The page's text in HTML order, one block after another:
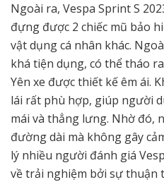
Ngoài ra, Vespa Sprint S
đựng được 2 chiếc mũ bảo
vật dụng cá nhân khác.
khá tiện dụng, có thể tháo
Yên xe được thiết kế êm ái.
lái rất phù hợp, giúp người
mái và thẳng lưng. Nhờ đó,
đường dài mà không gây
lý nhiều người đánh giá
về trải nghiệm bởi sự thuận